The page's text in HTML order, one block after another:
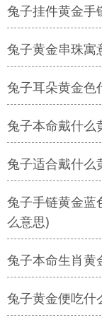
兔子挂件黄金手
兔子黄金串珠寓
兔子耳朵黄金色
兔子本命戴什么
兔子适合戴什么
兔子手链黄金蓝
么意思)
兔子本命生肖黄
兔子黄金便吃什